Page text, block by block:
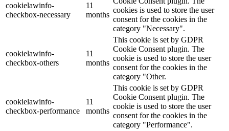
cookielawinfo-
checkbox-necessary
11
months
cookies is used to store the user
consent for the cookies in the
category "Necessary".
cookielawinfo-
checkbox-others
11
months
This cookie is set by GDPR
Cookie Consent plugin. The
cookie is used to store the user
consent for the cookies in the
category "Other.
cookielawinfo-
checkbox-performance
11
months
This cookie is set by GDPR
Cookie Consent plugin. The
cookie is used to store the user
consent for the cookies in the
category "Performance".